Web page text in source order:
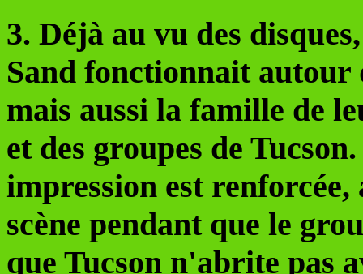
3. Déjà au vu des
Sand fonctionnait
mais aussi la famille de
et des groupes de
impression est renforcée,
scène pendant que le
que Tucson n'abrite pas